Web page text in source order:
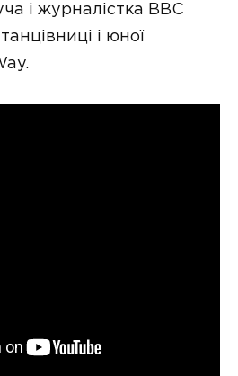
і журналістка BBC
і юної